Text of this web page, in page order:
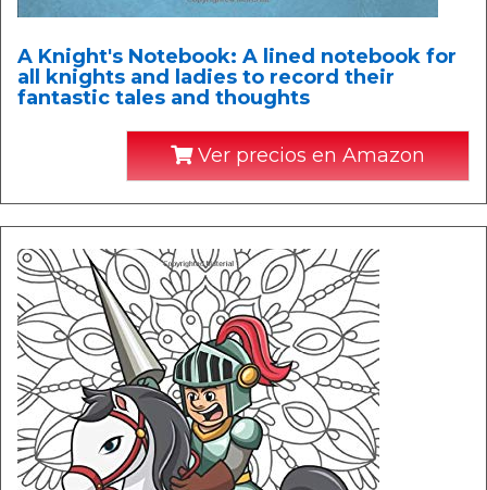
A Knight's Notebook: A lined notebook for
all knights and ladies to record their
fantastic tales and thoughts
Ver precios en Amazon